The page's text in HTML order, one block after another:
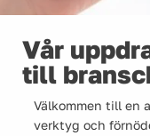
Vår
till
Välkommen till en
verktyg och